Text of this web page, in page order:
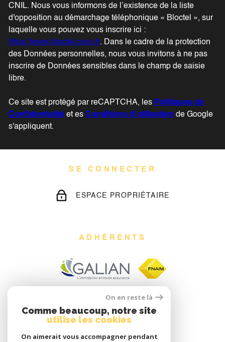
CNIL. Nous vous informons de l’existence de la liste
d'opposition au démarchage téléphonique « Bloctel », sur
laquelle vous pouvez vous inscrire ici :
https://www.bloctel.gouv.fr. Dans le cadre de la protection
des Données personnelles, nous vous invitons à ne pas
inscrire de Données sensibles dans le champ de saisie
libre.
Ce site est protégé par reCAPTCHA, les Politiques de
Confidentialité et es Conditions d'utilisation de Google
s'appliquent.
SE CONNECTER
ESPACE PROPRIÉTAIRE
ADHÉRENTS
On en reste là
Comme beaucoup, notre site
utilise les cookies
On aimerait vous accompagner pendant